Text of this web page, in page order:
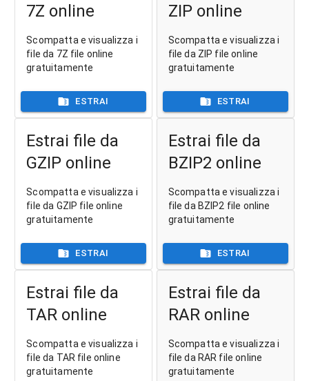
7Z online
Scompatta e visualizza i
file da 7Z file online
gratuitamente
ESTRAI
ZIP online
Scompatta e visualizza i
file da ZIP file online
gratuitamente
ESTRAI
Estrai file da
GZIP online
Scompatta e visualizza i
file da GZIP file online
gratuitamente
ESTRAI
Estrai file da
BZIP2 online
Scompatta e visualizza i
file da BZIP2 file online
gratuitamente
ESTRAI
Estrai file da
TAR online
Scompatta e visualizza i
file da TAR file online
gratuitamente
Estrai file da
RAR online
Scompatta e visualizza i
file da RAR file online
gratuitamente